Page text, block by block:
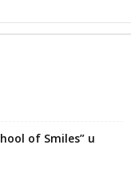
of Smiles” u